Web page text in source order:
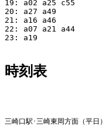
19: a02 a25 c55
20: a27 a49
21: a16 a46
22: a07 a21 a44
23: a19
時刻表
三崎口駅･三崎東岡方面（平日）